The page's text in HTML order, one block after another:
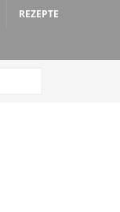
REZEPTE